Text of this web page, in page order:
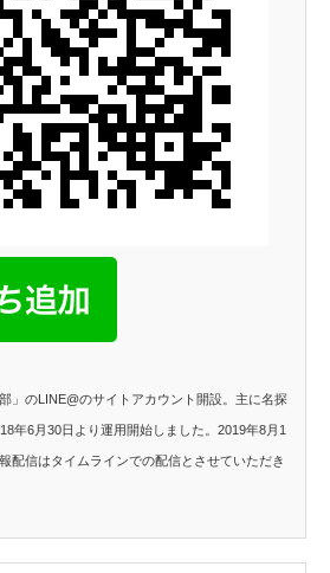
」のLINE@のサイトアカウント開設。主に名探
年6月30日より運用開始しました。2019年8月1
配信はタイムラインでの配信とさせていただき